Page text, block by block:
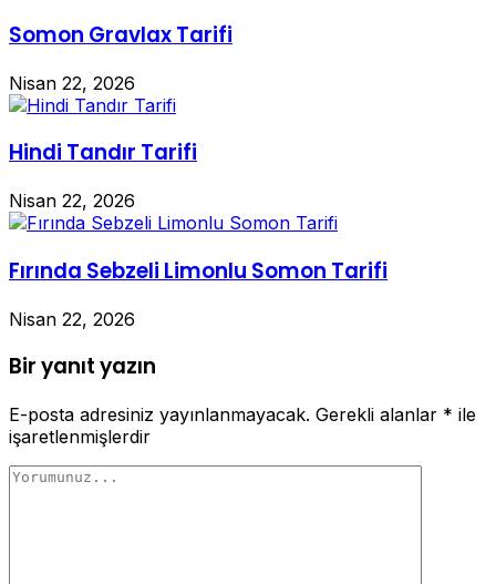
Somon Gravlax Tarifi
Nisan 22, 2026
Hindi Tandır Tarifi
Nisan 22, 2026
Fırında Sebzeli Limonlu Somon Tarifi
Nisan 22, 2026
Bir yanıt yazın
E-posta adresiniz yayınlanmayacak. Gerekli alanlar * ile
işaretlenmişlerdir